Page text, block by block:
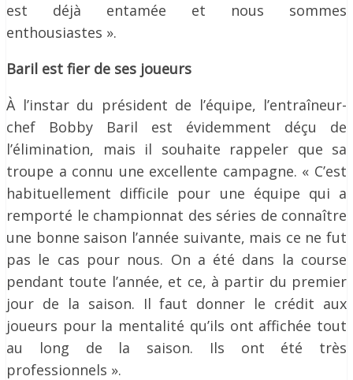
est déjà entamée et nous sommes
enthousiastes ».
Baril est fier de ses joueurs
À l’instar du président de l’équipe, l’entraîneur-
chef Bobby Baril est évidemment déçu de
l’élimination, mais il souhaite rappeler que sa
troupe a connu une excellente campagne. « C’est
habituellement difficile pour une équipe qui a
remporté le championnat des séries de connaître
une bonne saison l’année suivante, mais ce ne fut
pas le cas pour nous. On a été dans la course
pendant toute l’année, et ce, à partir du premier
jour de la saison. Il faut donner le crédit aux
joueurs pour la mentalité qu’ils ont affichée tout
au long de la saison. Ils ont été très
professionnels ».